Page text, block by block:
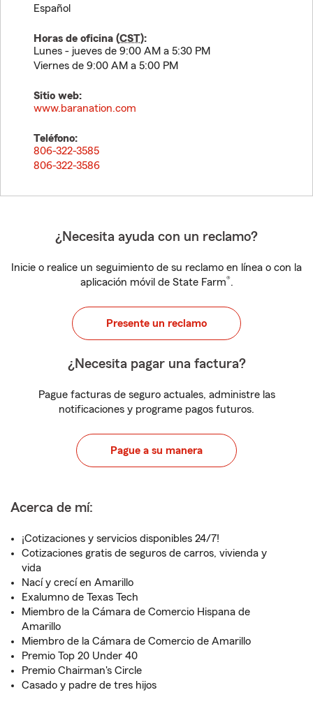
Español
Horas de oficina (CST):
Lunes - jueves de 9:00 AM a 5:30 PM
Viernes de 9:00 AM a 5:00 PM
Sitio web:
www.baranation.com
Teléfono:
806-322-3585
806-322-3586
¿Necesita ayuda con un reclamo?
Inicie o realice un seguimiento de su reclamo en línea o con la
aplicación móvil de State Farm®.
Presente un reclamo
¿Necesita pagar una factura?
Pague facturas de seguro actuales, administre las
notificaciones y programe pagos futuros.
Pague a su manera
Acerca de mí:
¡Cotizaciones y servicios disponibles 24/7!
Cotizaciones gratis de seguros de carros, vivienda y
vida
Nací y crecí en Amarillo
Exalumno de Texas Tech
Miembro de la Cámara de Comercio Hispana de
Amarillo
Miembro de la Cámara de Comercio de Amarillo
Premio Top 20 Under 40
Premio Chairman's Circle
Casado y padre de tres hijos